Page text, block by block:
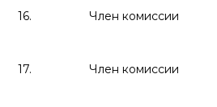
16. Член комиссии
17. Член комиссии